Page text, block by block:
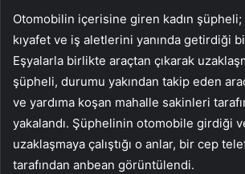
Otomobilin içerisine giren kadın şüpheli;
kıyafet ve iş aletlerini yanında getirdiği
Eşyalarla birlikte araçtan çıkarak
şüpheli, durumu yakından takip eden
ve yardıma koşan mahalle sakinleri
yakalandı. Şüphelinin otomobile girdiği
uzaklaşmaya çalıştığı o anlar, bir cep
tarafından anbean görüntülendi.